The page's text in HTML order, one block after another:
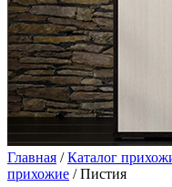
Главная /Каталог
прихожие / Пистия